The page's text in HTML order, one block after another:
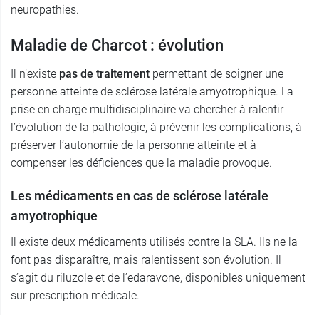
neuropathies.
Maladie de Charcot : évolution
Il n’existe pas de traitement permettant de soigner une
personne atteinte de sclérose latérale amyotrophique. La
prise en charge multidisciplinaire va chercher à ralentir
l’évolution de la pathologie, à prévenir les complications, à
préserver l’autonomie de la personne atteinte et à
compenser les déficiences que la maladie provoque.
Les médicaments en cas de sclérose latérale
amyotrophique
Il existe deux médicaments utilisés contre la SLA. Ils ne la
font pas disparaître, mais ralentissent son évolution. Il
s’agit du riluzole et de l’edaravone, disponibles uniquement
sur prescription médicale.